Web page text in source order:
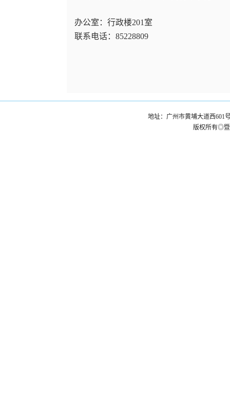
办公室：行政楼201 室
联系电话： 85228809
地址：广州市黄埔大道西601
版权所有◎暨